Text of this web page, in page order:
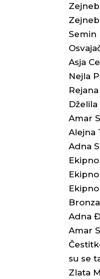
Semin
Asja
Nejla
Dželila
Amar
Alejna
Adna
Adna
Amar
su se
Zlata